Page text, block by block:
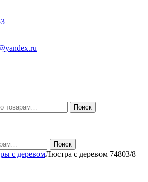
Поиск
Поиск
с деревомЛюстра с деревом 74803/8